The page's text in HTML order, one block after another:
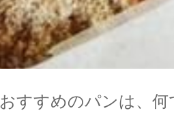
おすすめのパンは、何